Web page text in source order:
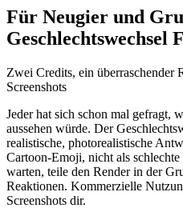
Für Neugier und
Geschlechtswechsel
Zwei Credits, ein überraschender
Screenshots
Jeder hat sich schon mal gefragt,
aussehen würde. Der
realistische, photorealistische
Cartoon-Emoji, nicht als
warten, teile den Render in der
Reaktionen. Kommerzielle
Screenshots dir.